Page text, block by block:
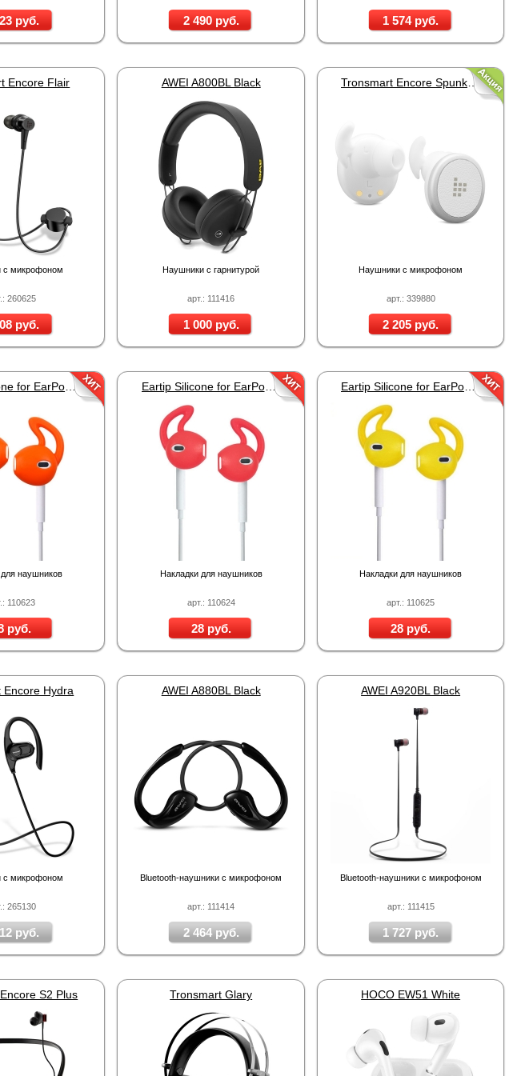
Proline HA-CB01
руб. 2 490 руб. 1 574 руб.
260625
Encore Flair
с микрофоном
руб.
арт.: 111416
AWEI A800BL Black
Наушники с гарнитурой
1 000 руб.
арт.: 339880
Tronsmart Encore Spunky Buds White
Наушники с микрофоном
2 205 руб.
110623
Eartip Silicone for EarPods Orange
наушников
руб.
арт.: 110624
Eartip Silicone for EarPods Red
Накладки для наушников
28 руб.
арт.: 110625
Eartip Silicone for EarPods Yellow
Накладки для наушников
28 руб.
265130
Encore Hydra
с микрофоном
руб.
арт.: 111414
AWEI A880BL Black
Bluetooth-наушники с микрофоном
2 464 руб.
арт.: 111415
AWEI A920BL Black
Bluetooth-наушники с микрофоном
1 727 руб.
S2 Plus Tronsmart Glary HOCO EW51 White